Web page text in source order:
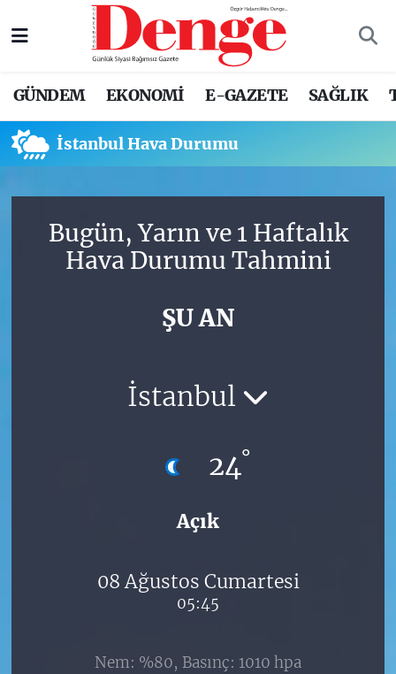
GÜNDEM EKONOMİ E-GAZETE SAĞLIK
İstanbul Hava Durumu
Bugün, Yarın ve 1 Haftalık
Hava Durumu Tahmini
ŞU AN
İstanbul
24°
Açık
08 Ağustos Cumartesi
05:45
Nem: %80, Basınç: 1010 hpa
Nöbetçi Eczaneler
Trafik Durumu
Süper Lig Puan Durumu ve Fikstür
Tüm Manşetler